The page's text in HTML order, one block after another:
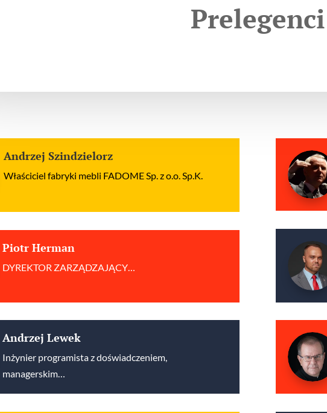
Prelegenci
Andrzej Szindzielorz
Właściciel fabryki mebli FADOME Sp. z o.o. Sp.K.
Piotr Herman
DYREKTOR ZARZĄDZAJĄCY…
Andrzej Lewek
Inżynier programista z doświadczeniem,
managerskim…